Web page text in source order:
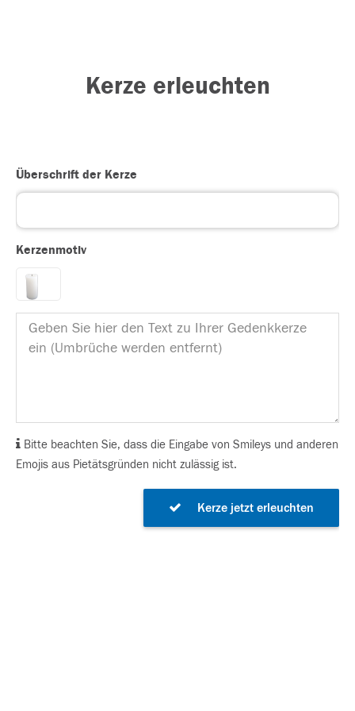
Kerze erleuchten
Überschrift der Kerze
Kerzenmotiv
Bitte beachten Sie, dass die Eingabe von Smileys und anderen
Emojis aus Pietätsgründen nicht zulässig ist.
Kerze jetzt erleuchten